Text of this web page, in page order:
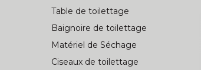
Table de toilettage
Baignoire de toilettage
Matériel de Séchage
Ciseaux de toilettage